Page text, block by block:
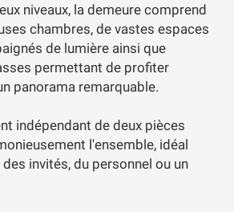
niveaux, la demeure comprend
chambres, de vastes espaces
de lumière ainsi que
permettant de profiter
panorama remarquable.
indépendant de deux pièces
l'ensemble, idéal
invités, du personnel ou un